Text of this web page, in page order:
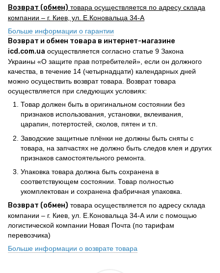
Возврат (обмен) товара осуществляется по адресу склада
компании – г. Киев, ул. Е.Коновальца 34-А
Больше информации о гарантии
Возврат и обмен товара в интернет-магазине
icd.com.ua осуществляется согласно статье 9 Закона
Украины «О защите прав потребителей», если он должного
качества, в течение 14 (четырнадцати) календарных дней
можно осуществить возврат товара. Возврат товара
осуществляется при следующих условиях:
Товар должен быть в оригинальном состоянии без
признаков использования, установки, вклеивания,
царапин, потертостей, сколов, пятен и т.п.
Заводские защитные плёнки не должны быть сняты с
товара, на запчастях не должно быть следов клея и других
признаков самостоятельного ремонта.
Упаковка товара должна быть сохранена в
соответствующем состоянии. Товар полностью
укомплектован и сохранена фабричная упаковка.
Возврат (обмен) товара осуществляется по адресу склада
компании – г. Киев, ул. Е.Коновальца 34-А или с помощью
логистической компании Новая Почта (по тарифам
перевозчика)
Больше информации о возврате товара